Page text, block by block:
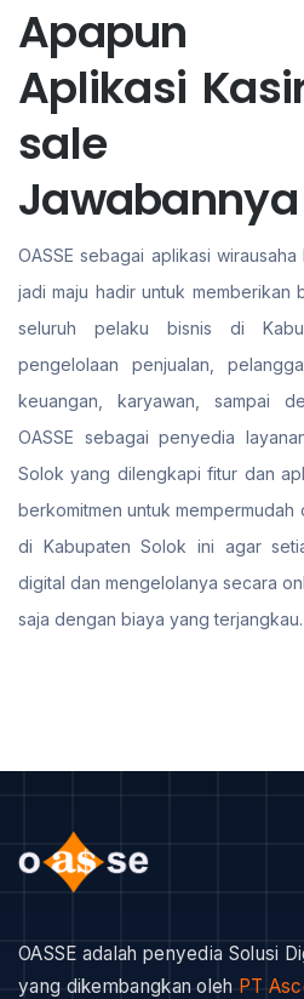
Apapun
Aplikasi
sale
Jawabannya
OASSE sebagai aplikasi
jadi maju hadir untuk memberikan
seluruh pelaku bisnis di
pengelolaan penjualan,
keuangan, karyawan, sampai
OASSE sebagai penyedia
Solok yang dilengkapi fitur dan
berkomitmen untuk
di Kabupaten Solok ini agar
digital dan mengelolanya secara
saja dengan biaya yang terjangkau.
OASSE adalah penyedia Solusi
yang dikembangkan oleh PT